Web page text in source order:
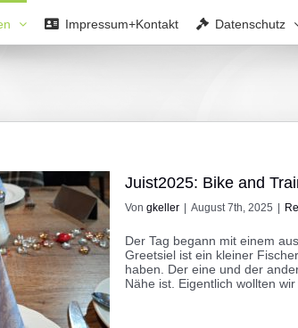
Impressum+Kontakt Datenschutz
Juist2025: Bike and
Von gkeller August 7th, 2025
Der Tag begann mit einem
Greetsiel ist ein kleiner
haben. Der eine und der
Nähe ist. Eigentlich wollten